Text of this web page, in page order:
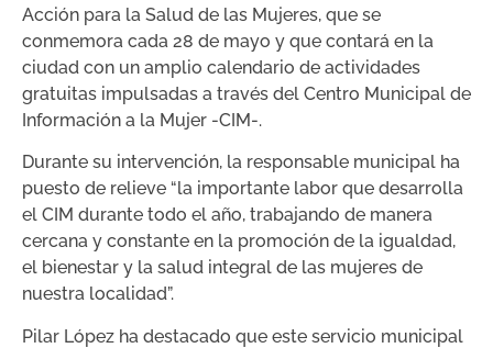
Acción para la Salud de las Mujeres, que se
conmemora cada 28 de mayo y que contará en la
ciudad con un amplio calendario de actividades
gratuitas impulsadas a través del Centro Municipal de
Información a la Mujer -CIM-.
Durante su intervención, la responsable municipal ha
puesto de relieve “la importante labor que desarrolla
el CIM durante todo el año, trabajando de manera
cercana y constante en la promoción de la igualdad,
el bienestar y la salud integral de las mujeres de
nuestra localidad”.
Pilar López ha destacado que este servicio municipal